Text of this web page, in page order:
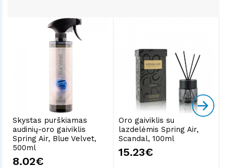
Skystas purškiamas
audinių-oro gaiviklis
Spring Air, Blue Velvet,
500ml
8.02€
Oro gaiviklis su
lazdelėmis Spring Air,
Scandal, 100ml
15.23€